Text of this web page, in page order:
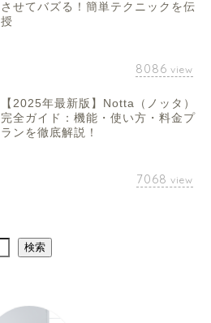
させてバズる！簡単テクニックを伝
授
8086 view
【2025年最新版】Notta（ノッタ）
完全ガイド：機能・使い方・料金プ
ランを徹底解説！
7068 view
検索